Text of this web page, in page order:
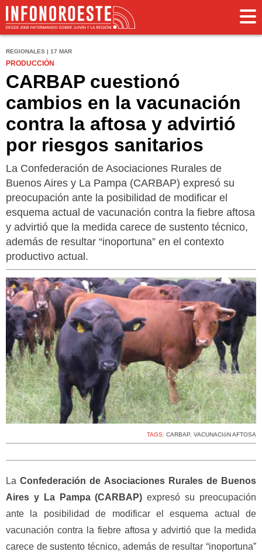
REGIONALES | 17 MAR
PRODUCCIÓN
CARBAP cuestionó
cambios en la vacunación
contra la aftosa y advirtió
por riesgos sanitarios
La Confederación de Asociaciones Rurales de
Buenos Aires y La Pampa (CARBAP) expresó su
preocupación ante la posibilidad de modificar el
esquema actual de vacunación contra la fiebre aftosa
y advirtió que la medida carece de sustento técnico,
además de resultar “inoportuna” en el contexto
productivo actual.
TAGS: CARBAP, VACUNACIóN AFTOSA
LaConfederación de Asociaciones Rurales de Buenos
Aires y La Pampa (CARBAP)expresó su preocupación
ante la posibilidad de modificar el esquema actual de
vacunación contra la fiebre aftosa y advirtió que la medida
carece de sustento técnico, además de resultar “inoportuna”